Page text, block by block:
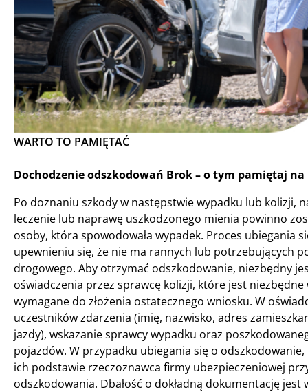
WARTO TO PAMIĘTAĆ
Dochodzenie odszkodowań Brok – o tym pamiętaj
Po doznaniu szkody w następstwie wypadku lub kolizji,
leczenie lub naprawę uszkodzonego mienia powinno
osoby, która spowodowała wypadek. Proces ubiegania
upewnieniu się, że nie ma rannych lub potrzebujących
drogowego. Aby otrzymać odszkodowanie, niezbędny
oświadczenia przez sprawcę kolizji, które jest
wymagane do złożenia ostatecznego wniosku. W
uczestników zdarzenia (imię, nazwisko, adres
jazdy), wskazanie sprawcy wypadku oraz
pojazdów. W przypadku ubiegania się o
ich podstawie rzeczoznawca firmy ubezpieczeniowej
odszkodowania. Dbałość o dokładną dokumentację